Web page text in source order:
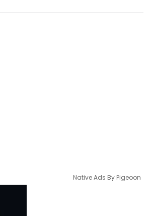
Native Ads By Pigeoon